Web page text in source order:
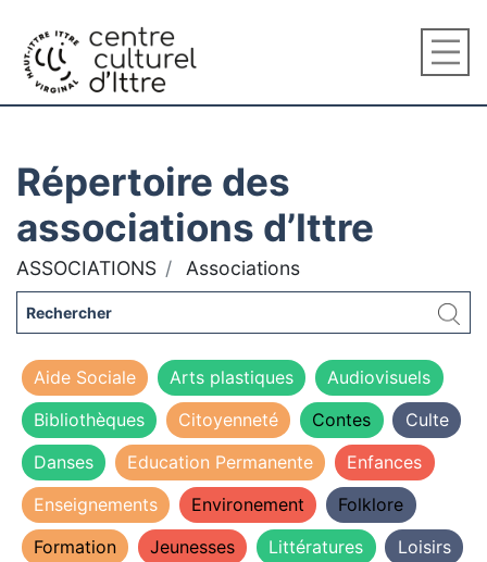
Répertoire des
associations d’Ittre
ASSOCIATIONS Associations
Aide Sociale Arts plastiques
Audiovisuels
Bibliothèques
Citoyenneté Contes
Culte
Danses
Education Permanente
Enfances
Enseignements
Environement
Folklore
Formation
Jeunesses Littératures
Loisirs